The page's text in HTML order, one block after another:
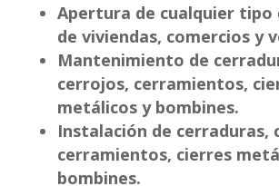
Apertura de cualquier tipo
de viviendas, comercios y
Mantenimiento de
cerrojos, cerramientos,
metálicos y bombines.
Instalación de cerraduras,
cerramientos, cierres
bombines.